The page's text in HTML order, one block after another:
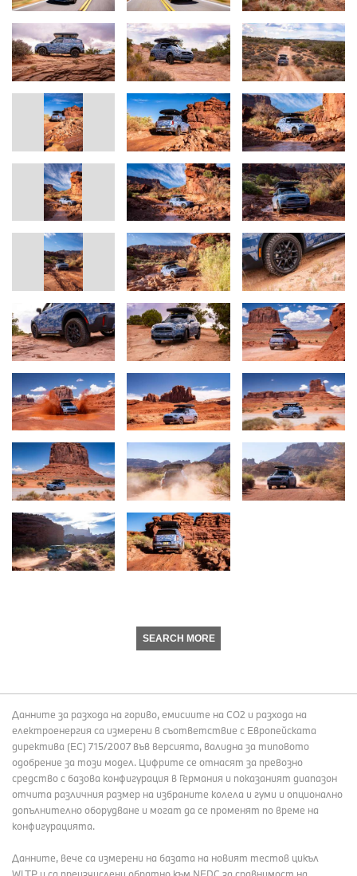
SEARCH MORE
Данните за разхода на гориво, емисиите на СО2 и разхода на
електроенергия са измерени в съответствие с Европейската
директива (EC) 715/2007 във версията, валидна за типовото
одобрение за този модел. Цифрите се отнасят за превозно
средство с базова конфигурация в Германия и показаният диапазон
отчита различния размер на избраните колела и гуми и опционално
допълнително оборудване и могат да се променят по време на
конфигурацията.
Данните, вече са измерени на базата на новият тестов цикъл